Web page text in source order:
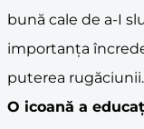
bună cale de a-I
importanța
puterea rugăciunii.
O icoană a